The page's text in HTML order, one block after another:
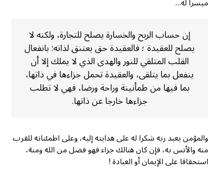
إن حساب الربح والخسارة يصلح للتجارة، ولكنه لا
يصلح للعقيدة ؛ فالعقيدة حق يعتنق لذاته: بانفعال
القلب المتلقي للنور والهدى الذي لا يملك إلا أن
ينفعل بما يتلقى، والعقيدة تحمل جزاءها في ذاتها،
بما فيها من طمأنينة وراحة ورضا، فهي لا تطلب
جزاءها خارجا عن ذاتها.
والمؤمن يعبد ربه شكرا له على هدايته إليه، وعلى اطمئنانه للقرب
منه والأنس به، فإن كان هنالك جزاء فهو فضل من الله ومنة،
استحقاقا على الإيمان أو العبادة !